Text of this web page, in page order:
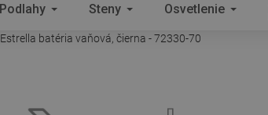
Podlahy Steny Osvetlenie
batéria vaňová, čierna - 72330-70